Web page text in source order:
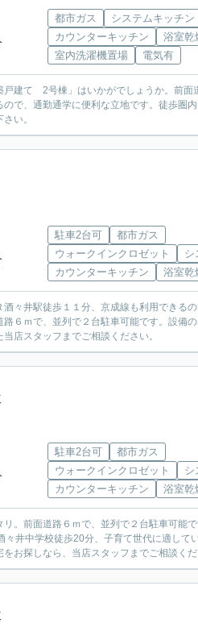
都市ガス
システムキッチン
カウンターキッチン
浴室乾
室内洗濯機置場
電気有
建て 2号棟」はいかがでしょうか。前面
で、通勤通学に便利な立地です。徒歩圏
い。
駐車2台可
都市ガス
ウォークインクロゼット
シ
カウンターキッチン
浴室乾
々井駅徒歩１１分、京成線も利用できる
６ｍで、並列で２台駐車可能です。設備
店スタッフまでご相談ください。
駐車2台可
都市ガス
ウォークインクロゼット
シ
カウンターキッチン
浴室乾
。前面道路６ｍで、並列で２台駐車可能
井中学校徒歩20分、子育て世代に適して
お探しなら、当店スタッフまでご相談く